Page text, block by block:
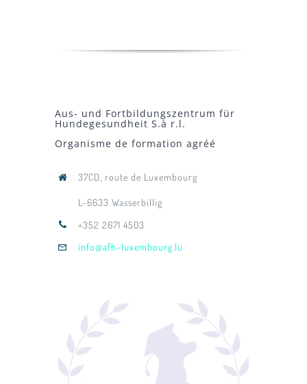
Aus- und Fortbildungszentrum für
Hundegesundheit S.à r.l.
Organisme de formation agréé
37CD, route de Luxembourg
L-6633 Wasserbillig
+352 2671 4503
info@afh-luxembourg.lu